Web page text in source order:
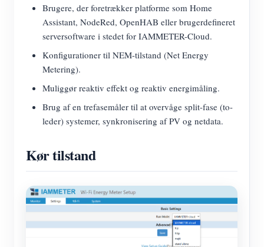
Brugere, der foretrækker platforme som Home
Assistant, NodeRed, OpenHAB eller brugerdefineret
serversoftware i stedet for IAMMETER-Cloud.
Konfigurationer til NEM-tilstand (Net Energy
Metering).
Muliggør reaktiv effekt og reaktiv energimåling.
Brug af en trefasemåler til at overvåge split-fase (to-
leder) systemer, synkronisering af PV og netdata.
Kør tilstand